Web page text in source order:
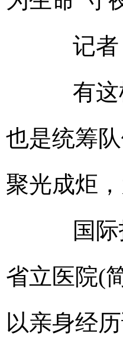
记者
有这样
也是统筹
聚光成炬
国际护
省立医院(
以亲身经